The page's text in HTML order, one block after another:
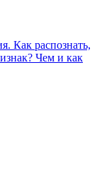
Как распознать,
Чем и как